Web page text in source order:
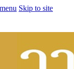
Skip to site